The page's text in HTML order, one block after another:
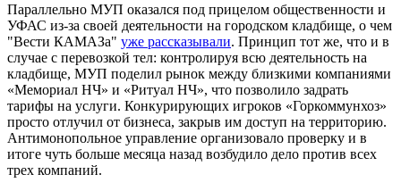
Параллельно МУП оказался под прицелом общественности и
УФАС из-за своей деятельности на городском кладбище, о чем
"Вести КАМАЗа" уже рассказывали. Принцип тот же, что и в
случае с перевозкой тел: контролируя всю деятельность на
кладбище, МУП поделил рынок между близкими компаниями
«Мемориал НЧ» и «Ритуал НЧ», что позволило задрать
тарифы на услуги. Конкурирующих игроков «Горкоммунхоз»
просто отлучил от бизнеса, закрыв им доступ на территорию.
Антимонопольное управление организовало проверку и в
итоге чуть больше месяца назад возбудило дело против всех
трех компаний.